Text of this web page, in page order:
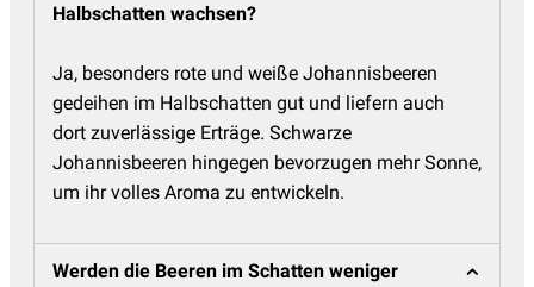
Halbschatten wachsen?
Ja, besonders rote und weiße Johannisbeeren
gedeihen im Halbschatten gut und liefern auch
dort zuverlässige Erträge. Schwarze
Johannisbeeren hingegen bevorzugen mehr Sonne,
um ihr volles Aroma zu entwickeln.
Werden die Beeren im Schatten weniger